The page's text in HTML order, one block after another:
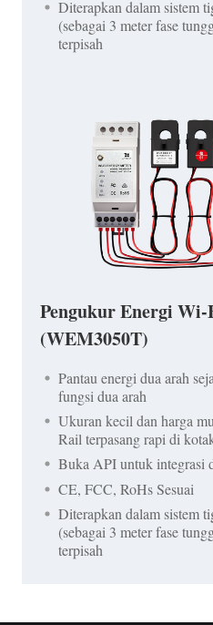
Diterapkan dalam sistem
(sebagai 3 meter fase
terpisah
Pengukur Energi Wi-
(WEM3050T)
Pantau energi dua arah
fungsi dua arah
Ukuran kecil dan harga
Rail terpasang rapi di
Buka API untuk integrasi
CE, FCC, RoHs Sesuai
Diterapkan dalam sistem
(sebagai 3 meter fase
terpisah